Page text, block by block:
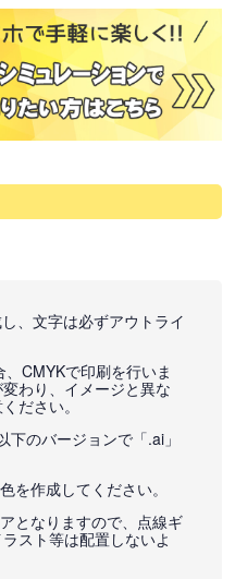
、文字は必ずアウトライ
CMYKで印刷を行いま
わり、イメージと異な
ださい。
のバージョンで「.ai」
を作成してください。
となりますので、点線ギ
スト等は配置しないよ